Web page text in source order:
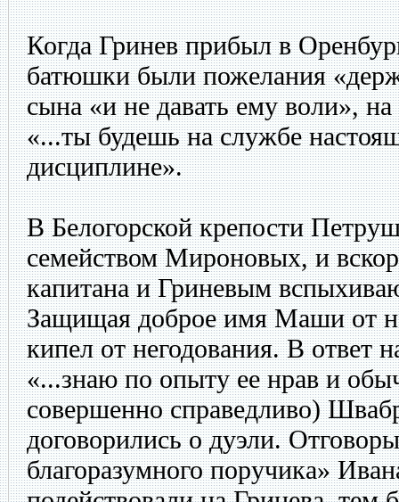
Когда Гринев прибыл в
батюшки были пожелания
сына «и не давать ему воли», на
«...ты будешь на службе
дисциплине».
В Белогорской крепости
семейством Мироновых, и
капитана и Гриневым
Защищая доброе имя Маши от
кипел от негодования. В ответ
«...знаю по опыту ее нрав и
совершенно справедливо)
договорились о дуэли.
благоразумного поручика»